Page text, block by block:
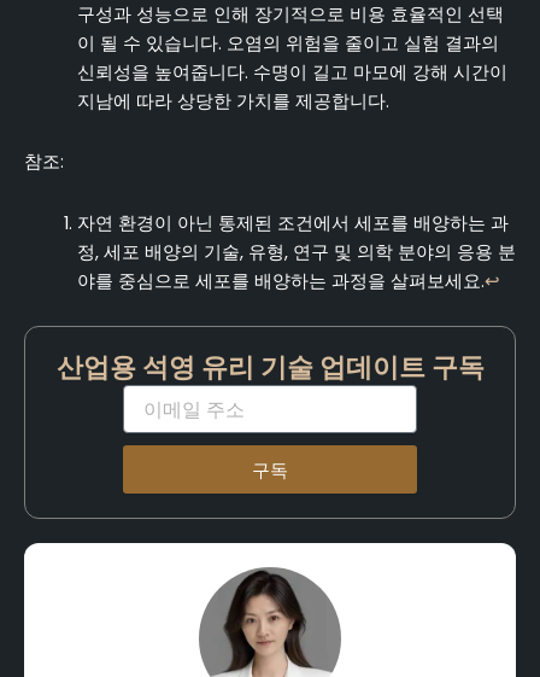
구성과 성능으로 인해 장기적으로 비용 효율적인 선택
이 될 수 있습니다. 오염의 위험을 줄이고 실험 결과의
신뢰성을 높여줍니다. 수명이 길고 마모에 강해 시간이
지남에 따라 상당한 가치를 제공합니다.
참조:
자연 환경이 아닌 통제된 조건에서 세포를 배양하는 과
정, 세포 배양의 기술, 유형, 연구 및 의학 분야의 응용 분
야를 중심으로 세포를 배양하는 과정을 살펴보세요.↩
산업용 석영 유리 기술 업데이트 구독
이
일
구독